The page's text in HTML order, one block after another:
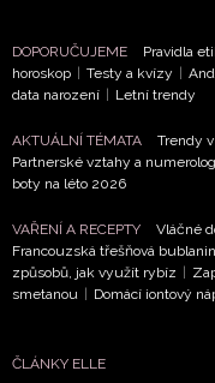
DOPORUČUJEME Pravidla
horoskop
Testy a kvízy
data narození
Letní trendy
AKTUÁLNÍ TÉMATA Trendy
Partnerské vztahy a
boty na léto 2026
VAŘENÍ A RECEPTY Vláčné
Francouzská třešňová
způsobů, jak využít rybíz
smetanou
Domácí iontový
ČLÁNKY ELLE